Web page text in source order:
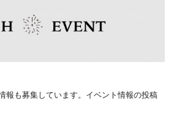
報も募集しています。イベント情報の投稿